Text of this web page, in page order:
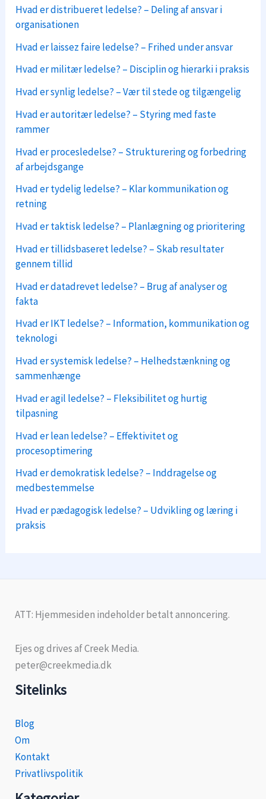
Hvad er distribueret ledelse? – Deling af ansvar i
organisationen
Hvad er laissez faire ledelse? – Frihed under ansvar
Hvad er militær ledelse? – Disciplin og hierarki i praksis
Hvad er synlig ledelse? – Vær til stede og tilgængelig
Hvad er autoritær ledelse? – Styring med faste
rammer
Hvad er procesledelse? – Strukturering og forbedring
af arbejdsgange
Hvad er tydelig ledelse? – Klar kommunikation og
retning
Hvad er taktisk ledelse? – Planlægning og prioritering
Hvad er tillidsbaseret ledelse? – Skab resultater
gennem tillid
Hvad er datadrevet ledelse? – Brug af analyser og
fakta
Hvad er IKT ledelse? – Information, kommunikation og
teknologi
Hvad er systemisk ledelse? – Helhedstænkning og
sammenhænge
Hvad er agil ledelse? – Fleksibilitet og hurtig
tilpasning
Hvad er lean ledelse? – Effektivitet og
procesoptimering
Hvad er demokratisk ledelse? – Inddragelse og
medbestemmelse
Hvad er pædagogisk ledelse? – Udvikling og læring i
praksis
ATT: Hjemmesiden indeholder betalt annoncering.
Ejes og drives af Creek Media.
peter@creekmedia.dk
Sitelinks
Blog
Om
Kontakt
Privatlivspolitik